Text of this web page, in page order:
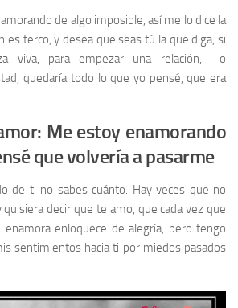
de algo imposible, así me lo dice la
es terco, y desea que seas tú la que diga, si
viva, para empezar una relación, o
quedaría todo lo que yo pensé, que era
Me estoy enamorando
que volvería a pasarme
de ti no sabes cuánto. Hay veces que no
decir que te amo, que cada vez que
enloquece de alegría, pero tengo
sentimientos hacia ti por miedos pasados